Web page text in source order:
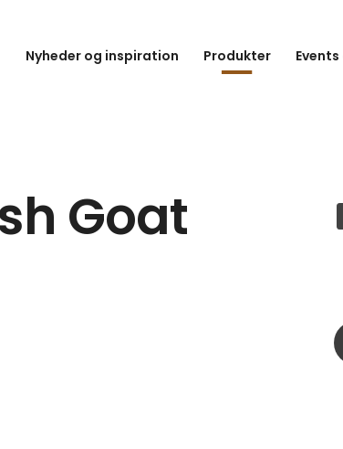
Nyheder og inspiration Produkter
Goat